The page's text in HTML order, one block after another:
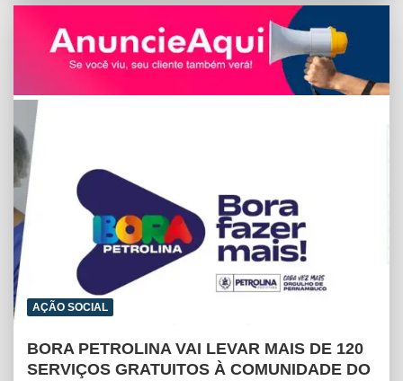
t
s
e
b
s
e
i
i
n
t
AÇÃO SOCIAL
BORA PETROLINA VAI LEVAR MAIS DE 120
SERVIÇOS GRATUITOS À COMUNIDADE DO